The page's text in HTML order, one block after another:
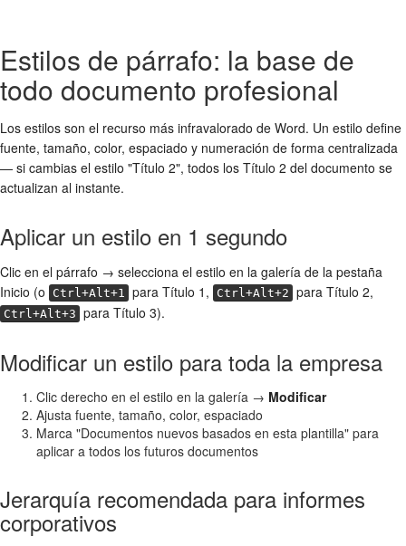
Estilos de párrafo: la base de
todo documento profesional
Los estilos son el recurso más infravalorado de Word. Un estilo define
fuente, tamaño, color, espaciado y numeración de forma centralizada
— si cambias el estilo "Título 2", todos los Título 2 del documento se
actualizan al instante.
Aplicar un estilo en 1 segundo
Clic en el párrafo → selecciona el estilo en la galería de la pestaña
Inicio (o
Ctrl+Alt+1 para Título 1, Ctrl+Alt+2 para Título 2,
Ctrl+Alt+3 para Título 3).
Modificar un estilo para toda la empresa
Clic derecho en el estilo en la galería → Modificar
Ajusta fuente, tamaño, color, espaciado
Marca "Documentos nuevos basados en esta plantilla" para
aplicar a todos los futuros documentos
Jerarquía recomendada para informes
corporativos